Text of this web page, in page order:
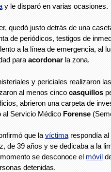
y le disparó en varias ocasiones.
quedó justo detrás de una
de periódicos, testigos de
a la línea de emergencia, al
para acordonar la zona.
y periciales realizaron
al menos cinco casquillos
abrieron una carpeta de
al Servicio Médico Forense
que la víctima respondía
de 39 años y se dedicaba a la
se desconoce el móvil
detenidas.